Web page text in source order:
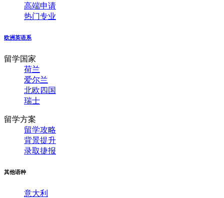
高端申请
热门专业
欧洲英语系
留学国家
荷兰
爱尔兰
北欧四国
瑞士
留学方案
留学攻略
背景提升
录取捷报
其他语种
意大利